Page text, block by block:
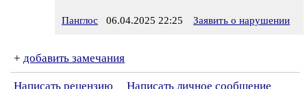
Панглос 06.04.2025 22:25 Заявить о нарушении
+ добавить замечания
Написать рецензию Написать личное сообщение